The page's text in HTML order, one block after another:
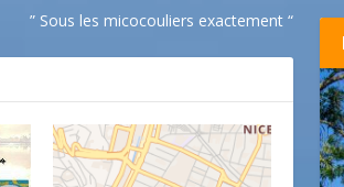
” Sous les micocouliers exactement “